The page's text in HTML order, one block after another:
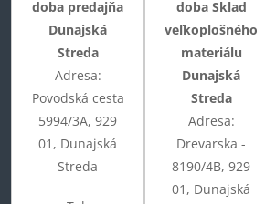
doba predajňa
Dunajská
Streda
Adresa:
Povodská cesta
5994/3A, 929
01, Dunajská
Streda
doba Sklad
veľkoplošného
materiálu
Dunajská
Streda
Adresa:
Drevarska -
8190/4B, 929
01, Dunajská